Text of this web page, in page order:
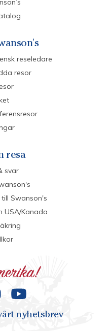
reseledare
resor
resa
svar
Swanson's
USA/Kanada
nyhetsbrev